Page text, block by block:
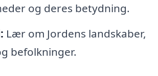
og deres betydning.
Lær om Jordens landskaber,
befolkninger.